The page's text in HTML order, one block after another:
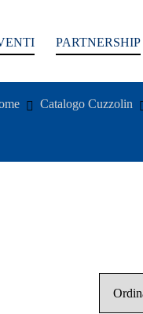
PARTNERSHIP
Catalogo Cuzzolin